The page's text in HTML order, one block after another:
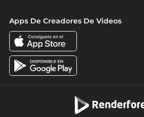
Apps De Creadores De Videos